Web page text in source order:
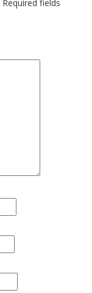
Required fields